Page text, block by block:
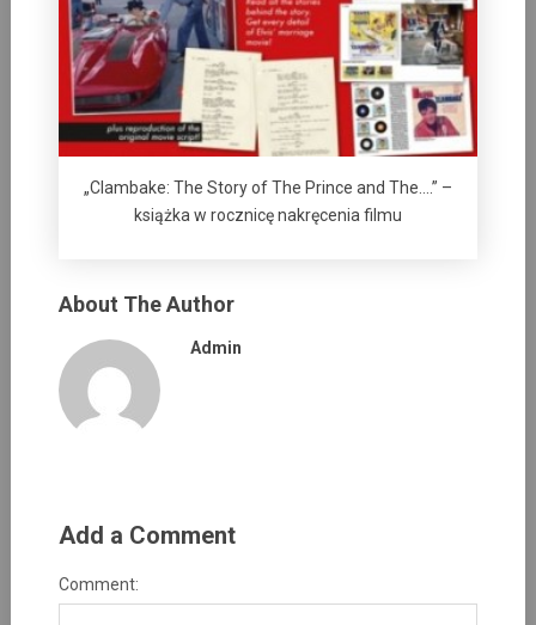
„Clambake: The Story of The Prince and The….” –
książka w rocznicę nakręcenia filmu
About The Author
Admin
Add a Comment
Comment: